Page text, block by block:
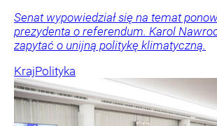
Senat wypowiedział się na temat
prezydenta o referendum. Karol
zapytać o unijną politykę klimatyczną.
KrajPolityka